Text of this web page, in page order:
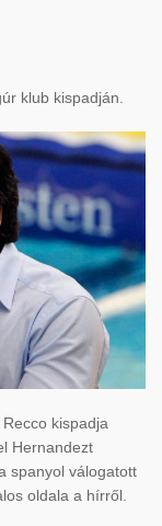
klub kispadján.
kispadja
Hernandezt
spanyol válogatott
oldala a hírről.